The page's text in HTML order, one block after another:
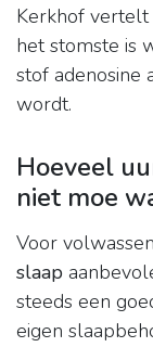
Kerkhof vertelt
het stomste is
stof adenosine
wordt.
Hoeveel
niet moe
Voor
slaap
steeds een
eigen